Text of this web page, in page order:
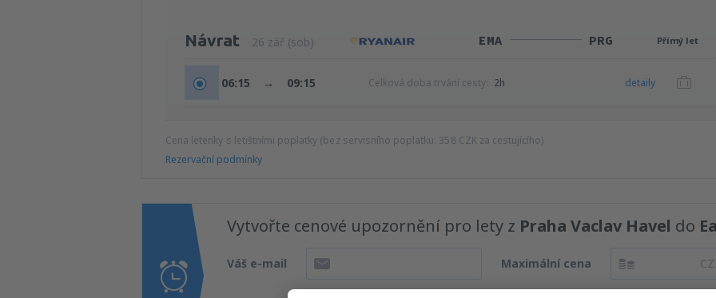
Návrat 26 zář (sob) EMA PRG Přímý let
06:15 → 09:15 Celková doba trvání cesty: 2h detaily
Cena letenky s letištními poplatky (bez servisního poplatku: 358 CZKza cestujícího)
Rezervační podmínky
Vytvořte cenové upozornění pro lety z Praha Vaclav Havel do
Váš e-mail Maximální cena